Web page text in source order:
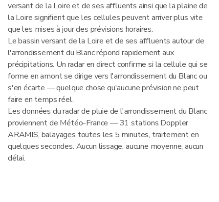
versant de la Loire et de ses affluents ainsi que la plaine de
la Loire signifient que les cellules peuvent arriver plus vite
que les mises à jour des prévisions horaires.
Le bassin versant de la Loire et de ses affluents autour de
l'arrondissement du Blanc répond rapidement aux
précipitations. Un radar en direct confirme si la cellule qui se
forme en amont se dirige vers l'arrondissement du Blanc ou
s'en écarte — quelque chose qu'aucune prévision ne peut
faire en temps réel.
Les données du radar de pluie de l'arrondissement du Blanc
proviennent de Météo-France — 31 stations Doppler
ARAMIS, balayages toutes les 5 minutes, traitement en
quelques secondes. Aucun lissage, aucune moyenne, aucun
délai.